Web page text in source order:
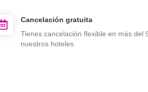
Cancelación gratuita
Tienes cancelación flexible en más del
nuestros hoteles.